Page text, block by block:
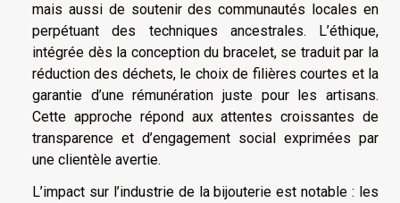
mais aussi de soutenir des communautés locales en
perpétuant des techniques ancestrales. L’éthique,
intégrée dès la conception du bracelet, se traduit par la
réduction des déchets, le choix de filières courtes et la
garantie d’une rémunération juste pour les artisans.
Cette approche répond aux attentes croissantes de
transparence et d’engagement social exprimées par
une clientèle avertie.
L’impact sur l’industrie de la bijouterie est notable : les